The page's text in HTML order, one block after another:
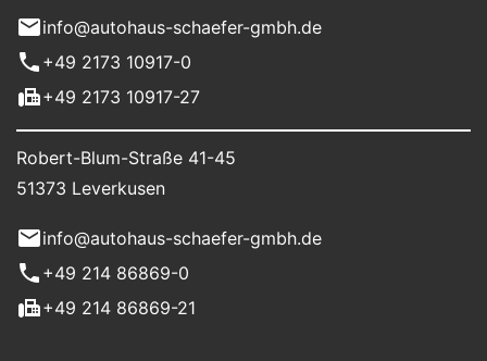
info@autohaus-schaefer-gmbh.de
+49 2173 10917-0
+49 2173 10917-27
Robert-Blum-Straße 41-45
51373 Leverkusen
info@autohaus-schaefer-gmbh.de
+49 214 86869-0
+49 214 86869-21